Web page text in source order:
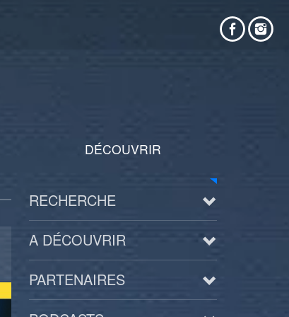
DÉCOUVRIR
RECHERCHE
A DÉCOUVRIR
PARTENAIRES